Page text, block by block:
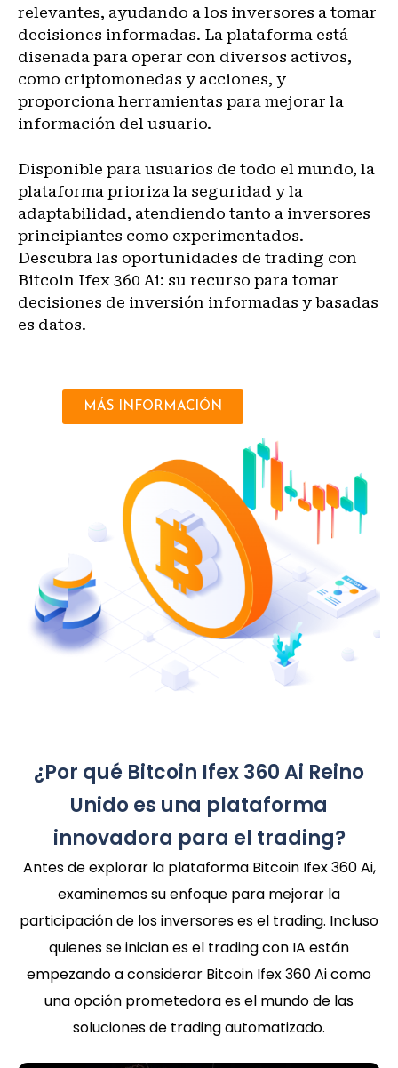
relevantes, ayudando a los inversores a tomar
decisiones informadas. La plataforma está
diseñada para operar con diversos activos,
como criptomonedas y acciones, y
proporciona herramientas para mejorar la
información del usuario.
Disponible para usuarios de todo el mundo, la
plataforma prioriza la seguridad y la
adaptabilidad, atendiendo tanto a inversores
principiantes como experimentados.
Descubra las oportunidades de trading con
Bitcoin Ifex 360 Ai: su recurso para tomar
decisiones de inversión informadas y basadas
es datos.
MÁS INFORMACIÓN
¿Por qué Bitcoin Ifex 360 Ai Reino
Unido es una plataforma
innovadora para el trading?
Antes de explorar la plataforma Bitcoin Ifex 360 Ai,
examinemos su enfoque para mejorar la
participación de los inversores es el trading. Incluso
quienes se inician es el trading con IA están
empezando a considerar Bitcoin Ifex 360 Ai como
una opción prometedora es el mundo de las
soluciones de trading automatizado.